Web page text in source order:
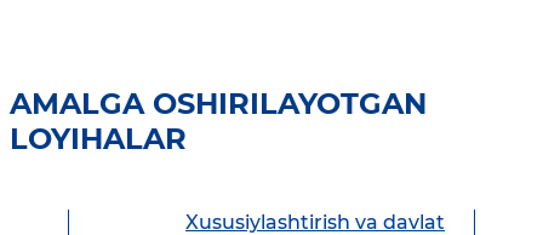
AMALGA OSHIRILAYOTGAN
LOYIHALAR
Xususiylashtirish va davlat